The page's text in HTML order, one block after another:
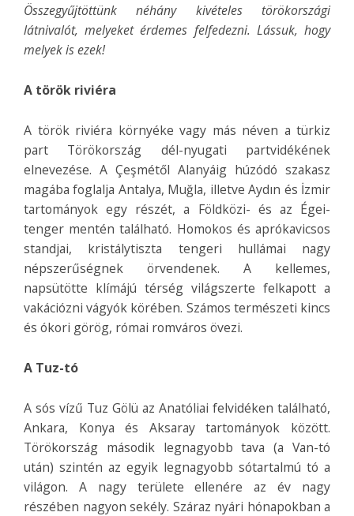
Összegyűjtöttünk néhány kivételes törökországi
látnivalót, melyeket érdemes felfedezni. Lássuk, hogy
melyek is ezek!
A török riviéra
A török riviéra környéke vagy más néven a türkiz
part Törökország dél-nyugati partvidékének
elnevezése. A Çeşmétől Alanyáig húzódó szakasz
magába foglalja Antalya, Muğla, illetve Aydın és İzmir
tartományok egy részét, a Földközi- és az Égei-
tenger mentén található. Homokos és aprókavicsos
standjai, kristálytiszta tengeri hullámai nagy
népszerűségnek örvendenek. A kellemes,
napsütötte klímájú térség világszerte felkapott a
vakációzni vágyók körében. Számos természeti kincs
és ókori görög, római romváros övezi.
A Tuz-tó
A sós vízű Tuz Gölü az Anatóliai felvidéken található,
Ankara, Konya és Aksaray tartományok között.
Törökország második legnagyobb tava (a Van-tó
után) szintén az egyik legnagyobb sótartalmú tó a
világon. A nagy területe ellenére az év nagy
részében nagyon sekély. Száraz nyári hónapokban a